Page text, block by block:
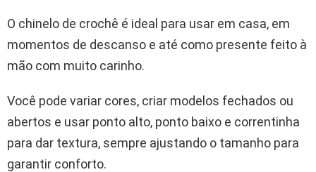
O chinelo de crochê é ideal para usar em casa, em
momentos de descanso e até como presente feito à
mão com muito carinho.
Você pode variar cores, criar modelos fechados ou
abertos e usar ponto alto, ponto baixo e correntinha
para dar textura, sempre ajustando o tamanho para
garantir conforto.